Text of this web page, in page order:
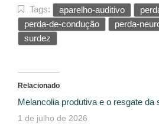
Tags: aparelho-auditivo
perda-de-condução
perda-
surdez
Relacionado
Melancolia produtiva e o resgate da
1 de julho de 2026